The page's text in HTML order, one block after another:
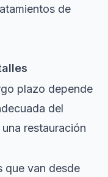
de
plazo depende
del
restauración
que van desde